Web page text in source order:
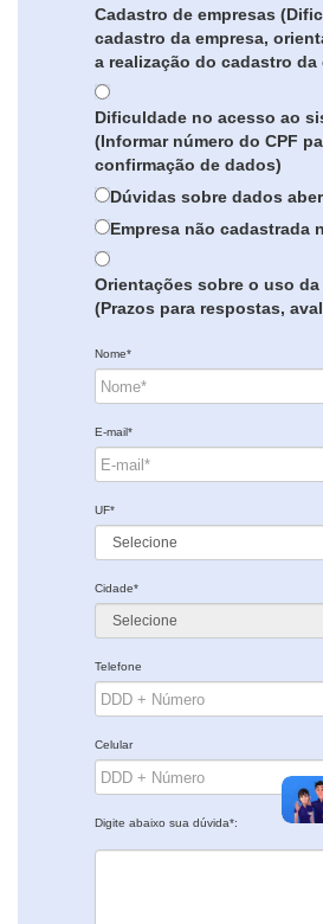
Cadastro de empresas
cadastro da empresa,
a realização do cadastro da
Dificuldade no acesso ao
(Informar número do CPF
confirmação de dados)
Dúvidas sobre dados
Empresa não cadastrada
Orientações sobre o uso da
(Prazos para respostas,
Nome*
E-mail*
UF*
Cidade*
Telefone
Celular
Digite abaixo sua dúvida*: